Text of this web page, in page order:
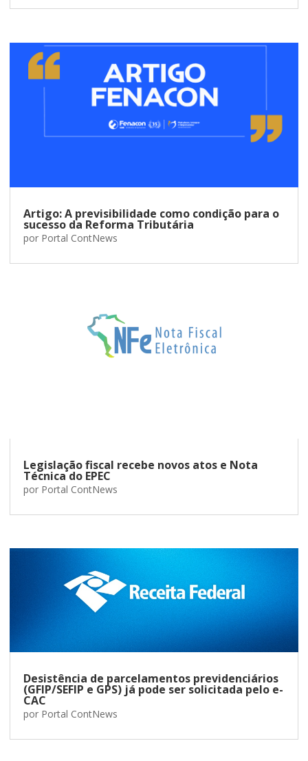
Artigo: A previsibilidade como condição para o
sucesso da Reforma Tributária
por Portal ContNews
Legislação fiscal recebe novos atos e Nota
Técnica do EPEC
por Portal ContNews
Desistência de parcelamentos previdenciários
(GFIP/SEFIP e GPS) já pode ser solicitada pelo e-
CAC
por Portal ContNews